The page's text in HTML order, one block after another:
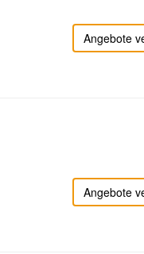
Angebote
Angebote